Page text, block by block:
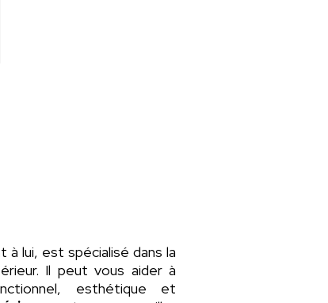
à lui, est spécialisé dans la
Il peut vous aider à
esthétique et